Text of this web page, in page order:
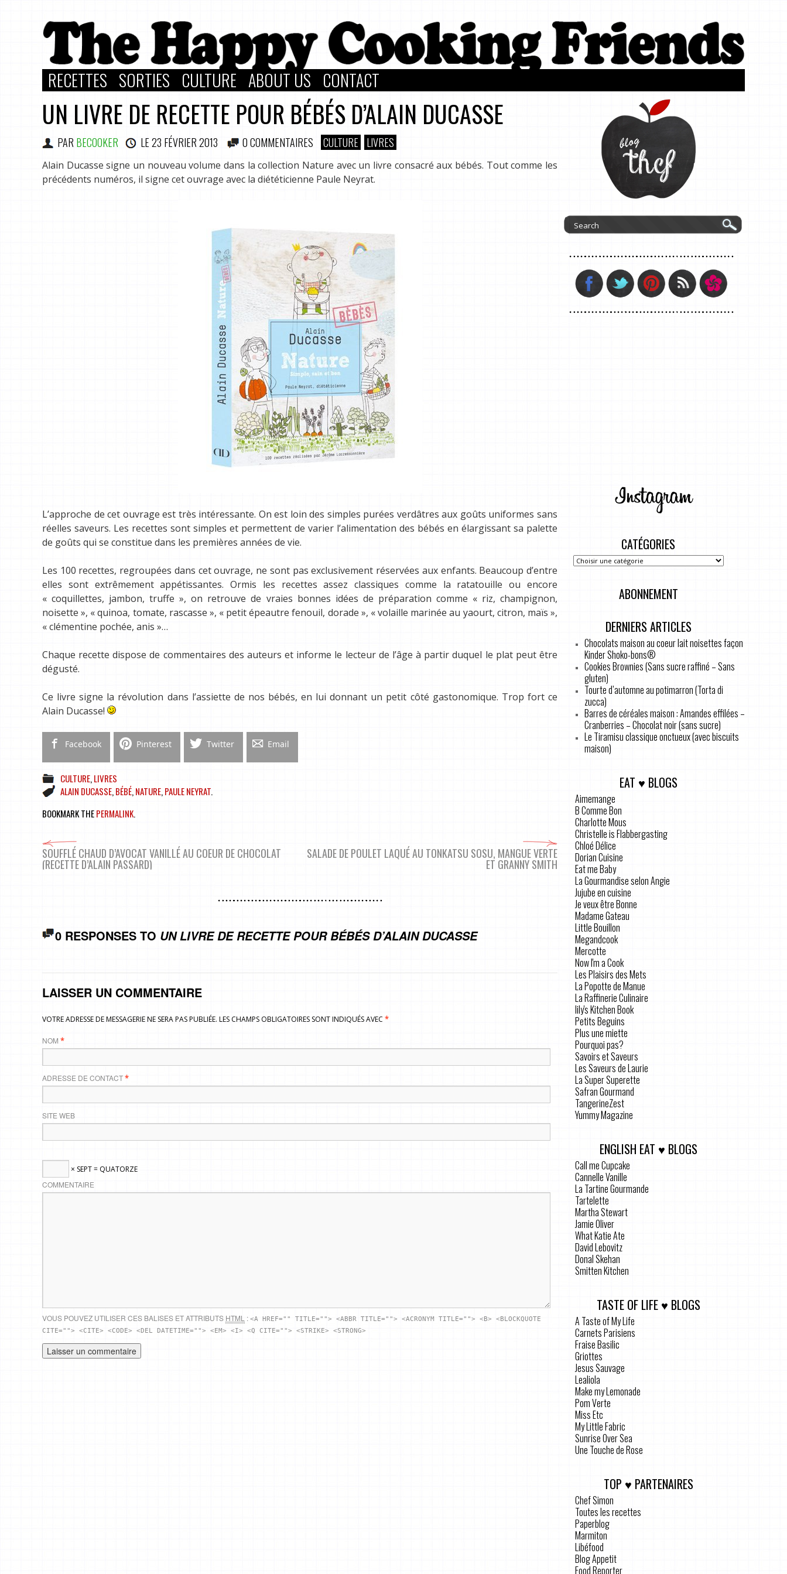
RECETTES SORTIES CULTURE ABOUT US CONTACT
UN LIVRE DE RECETTE POUR BÉBÉS D’ALAIN DUCASSE
PAR BECOOKER LE23 FÉVRIER 2013 0 COMMENTAIRES CULTURE LIVRES
Alain Ducasse signe un nouveau volume dans la collection Nature avec un livre consacré aux bébés. Tout comme les
précédents numéros, il signe cet ouvrage avec la diététicienne Paule Neyrat.
L’approche de cet ouvrage est très intéressante. On est loin des simples purées verdâtres aux goûts uniformes sans
réelles saveurs. Les recettes sont simples et permettent de varier l’alimentation des bébés en élargissant sa palette
de goûts qui se constitue dans les premières années de vie.
Les 100 recettes, regroupées dans cet ouvrage, ne sont pas exclusivement réservées aux enfants. Beaucoup d’entre
elles sont extrêmement appétissantes. Ormis les recettes assez classiques comme la ratatouille ou encore
« coquillettes, jambon, truffe », on retrouve de vraies bonnes idées de préparation comme « riz, champignon,
noisette », « quinoa, tomate, rascasse », « petit épeautre fenouil, dorade », « volaille marinée au yaourt, citron, maïs »,
« clémentine pochée, anis »…
Chaque recette dispose de commentaires des auteurs et informe le lecteur de l’âge à partir duquel le plat peut être
dégusté.
Ce livre signe la révolution dans l’assiette de nos bébés, en lui donnant un petit côté gastonomique. Trop fort ce
Alain Ducasse!
Facebook Pinterest Twitter Email
CULTURE,LIVRES
ALAIN DUCASSE,BÉBÉ,NATURE,PAULE NEYRAT.
BOOKMARK THEPERMALINK.
SOUFFLÉ CHAUD D’AVOCAT VANILLÉ AU COEUR DE CHOCOLAT
(RECETTE D’ALAIN PASSARD)
SALADE DE POULET LAQUÉ AU TONKATSU SOSU, MANGUE VERTE
ET GRANNY SMITH
0 RESPONSES TO UN LIVRE DE RECETTE POUR BÉBÉS D’ALAIN DUCASSE
LAISSER UN COMMENTAIRE
VOTRE ADRESSE DE MESSAGERIE NE SERA PAS PUBLIÉE. LES CHAMPS OBLIGATOIRES SONT INDIQUÉS AVEC *
NOM *
ADRESSE DE CONTACT*
SITE WEB
× SEPT = QUATORZE
COMMENTAIRE
VOUS POUVEZ UTILISER CES BALISES ET ATTRIBUTS HTML : <A HREF="" TITLE=""> <ABBR TITLE=""> <ACRONYM TITLE=""> <B> <BLOCKQUOTE
CITE=""> <CITE> <CODE> <DEL DATETIME=""> <EM> <I> <Q CITE=""> <STRIKE> <STRONG>
CATÉGORIES
ABONNEMENT
DERNIERS ARTICLES
Chocolats maison au coeur lait noisettes façon
Kinder Shoko-bons®
Cookies Brownies (Sans sucre raffiné – Sans
gluten)
Tourte d’automne au potimarron (Torta di
zucca)
Barres de céréales maison : Amandes effilées –
Cranberries – Chocolat noir (sans sucre)
Le Tiramisu classique onctueux (avec biscuits
maison)
EAT ♥ BLOGS
Aimemange
B Comme Bon
Charlotte Mous
Christelle is Flabbergasting
Chloé Délice
Dorian Cuisine
Eat me Baby
La Gourmandise selon Angie
Jujube en cuisine
Je veux être Bonne
Madame Gateau
Little Bouillon
Megandcook
Mercotte
Now I'm a Cook
Les Plaisirs des Mets
La Popotte de Manue
La Raffinerie Culinaire
lily's Kitchen Book
Petits Beguins
Plus une miette
Pourquoi pas?
Savoirs et Saveurs
Les Saveurs de Laurie
La Super Superette
Safran Gourmand
TangerineZest
Yummy Magazine
ENGLISH EAT ♥ BLOGS
Call me Cupcake
Cannelle Vanille
La Tartine Gourmande
Tartelette
Martha Stewart
Jamie Oliver
What Katie Ate
David Lebovitz
Donal Skehan
Smitten Kitchen
TASTE OF LIFE ♥ BLOGS
A Taste of My Life
Carnets Parisiens
Fraise Basilic
Griottes
Jesus Sauvage
Lealiola
Make my Lemonade
Pom Verte
Miss Etc
My Little Fabric
Sunrise Over Sea
Une Touche de Rose
TOP ♥ PARTENAIRES
Chef Simon
Toutes les recettes
Paperblog
Marmiton
Libéfood
Blog Appetit
Food Reporter